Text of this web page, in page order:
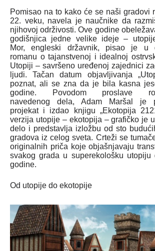
Pomisao na to kako će se naši gradovi
22. veku, navela je naučnike da
njihovoj održivosti. Ove godine
godišnjica jedne velike ideje ‒
Mor, engleski državnik, pisao je u
romanu o tajanstvenoj i idealnoj
Utopiji – savršeno uređenoj zajednici
ljudi. Tačan datum objavljivanja
poznat, ali se zna da je bila kasna
godine. Povodom proslave
navedenog dela, Adam Maršal je
projekat i izdao knjigu „Ekotopija
verzija utopije ‒ ekotopija ‒ grafičko je
delo i predstavlja izložbu od sto
gradova iz celog sveta. Crteži se
originalnih priča koje objašnjavaju
svakog grada u superekološku utopiju
godine.
Od utopije do ekotopije